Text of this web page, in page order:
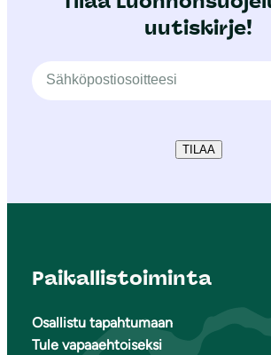
uutiskirje!
TILAA
Paikallistoiminta
Osallistu tapahtumaan
Tule vapaaehtoiseksi